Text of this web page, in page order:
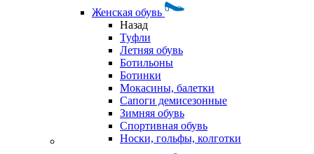
Женская обувь
Назад
Туфли
Летняя обувь
Ботильоны
Ботинки
Мокасины, балетки
Сапоги демисезонные
Зимняя обувь
Спортивная обувь
Носки, гольфы, колготки